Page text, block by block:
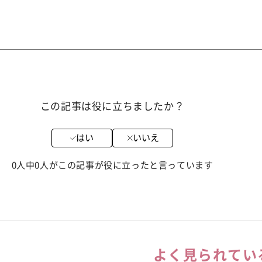
この記事は役に立ちましたか？
はい いいえ
0人中0人がこの記事が役に立ったと言っています
よく見られて